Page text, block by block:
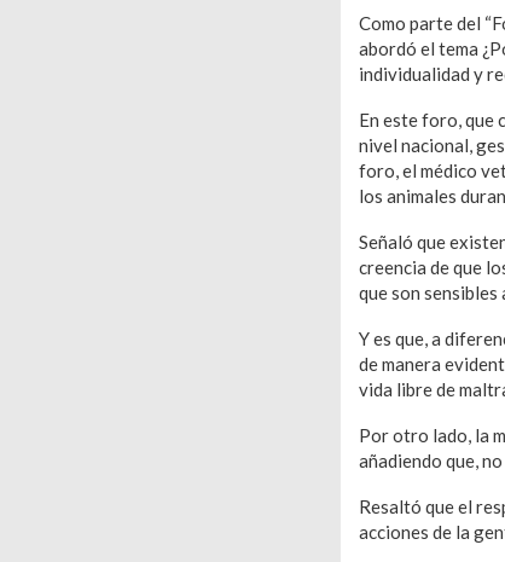
Como parte del
abordó el tema
individualidad y
En este foro, que
nivel nacional,
foro, el médico
los animales
Señaló que
creencia de que
que son
Y es que, a
de manera
vida libre de
Por otro lado, la
añadiendo que,
Resaltó que el
acciones de la